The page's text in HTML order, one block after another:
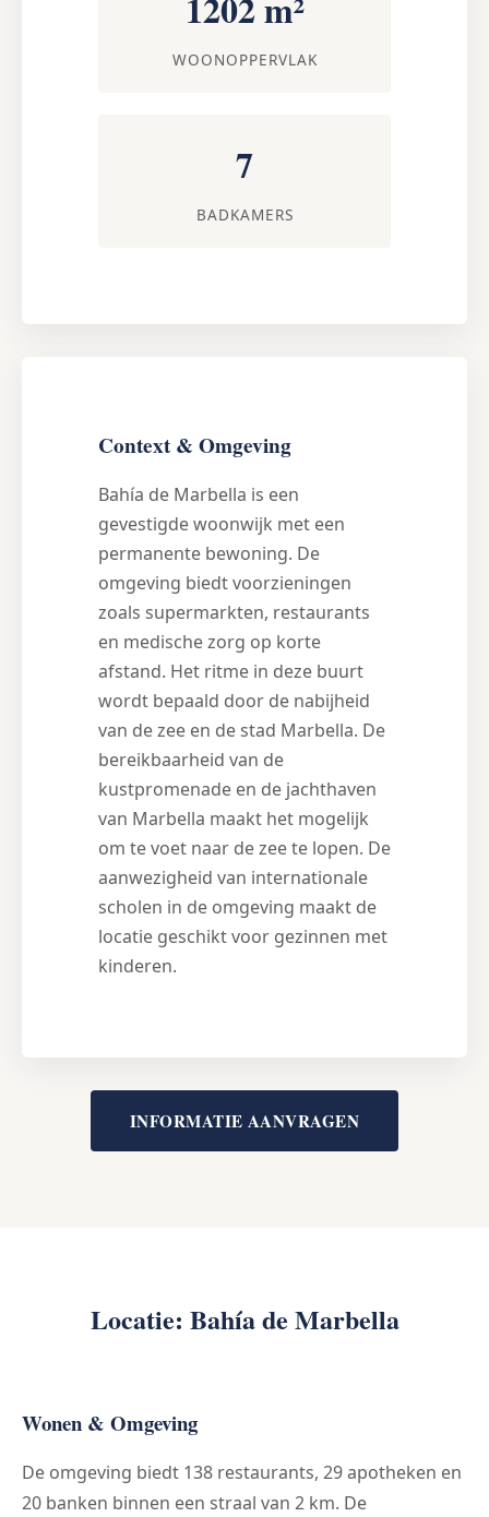
WOONOPPERVLAK
7
BADKAMERS
Context & Omgeving
Bahía de Marbella is een
gevestigde woonwijk met een
permanente bewoning. De
omgeving biedt voorzieningen
zoals supermarkten, restaurants
en medische zorg op korte
afstand. Het ritme in deze buurt
wordt bepaald door de nabijheid
van de zee en de stad Marbella. De
bereikbaarheid van de
kustpromenade en de jachthaven
van Marbella maakt het mogelijk
om te voet naar de zee te lopen. De
aanwezigheid van internationale
scholen in de omgeving maakt de
locatie geschikt voor gezinnen met
kinderen.
INFORMATIE AANVRAGEN
Locatie: Bahía de Marbella
Wonen & Omgeving
De omgeving biedt 138 restaurants, 29 apotheken en
20 banken binnen een straal van 2 km. De